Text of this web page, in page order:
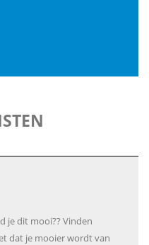
je dit mooi?? Vinden
dat je mooier wordt van